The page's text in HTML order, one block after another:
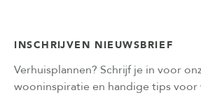
INSCHRIJVEN NIEUWSBRIEF
Verhuisplannen? Schrijf je in voor
wooninspiratie en handige tips voor